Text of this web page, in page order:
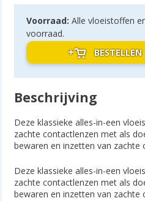
BESTELLEN
Voorraad: Alle vloeistoffen
voorraad.
Beschrijving
Deze klassieke alles-in-een
zachte contactlenzen met als
bewaren en inzetten van zachte
Deze klassieke alles-in-een
zachte contactlenzen met als
bewaren en inzetten van zachte